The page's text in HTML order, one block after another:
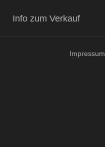
Info zum Verkauf
Impressum